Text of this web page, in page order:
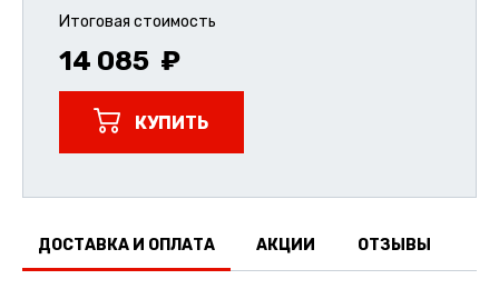
Итоговая стоимость
14 085
КУПИТЬ
ДОСТАВКА И ОПЛАТА АКЦИИ ОТЗЫВЫ